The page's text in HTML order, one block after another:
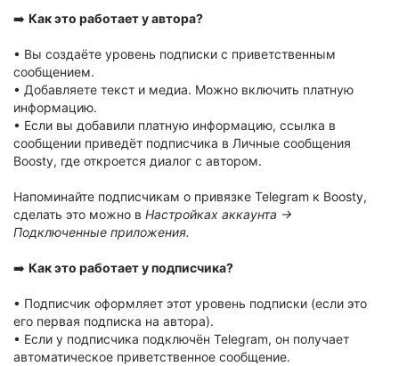
➡️ Как это работает у автора?
• Вы создаёте уровень подписки с приветственным
сообщением.
• Добавляете текст и медиа. Можно включить платную
информацию.
• Если вы добавили платную информацию, ссылка в
сообщении приведёт подписчика в Личные сообщения
Boosty, где откроется диалог с автором.
Напоминайте подписчикам о привязке Telegram к Boosty,
сделать это можно в Настройках аккаунта →
Подключенные приложения.
➡️ Как это работает у подписчика?
• Подписчик оформляет этот уровень подписки (если это
его первая подписка на автора).
• Если у подписчика подключён Telegram, он получает
автоматическое приветственное сообщение.